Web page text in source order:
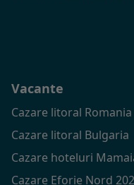
Vacante
Cazare litoral Romania
Cazare litoral Bulgaria
Cazare hoteluri
Cazare Eforie Nord